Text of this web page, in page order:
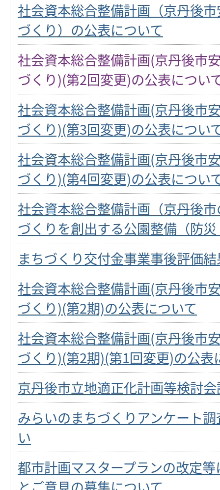
社会資本総合整備計画（京丹後
づくり）の公表について
社会資本総合整備計画(京丹後市
づくり)(第2回変更)の公表につい
社会資本総合整備計画(京丹後市
づくり)(第3回変更)の公表につい
社会資本総合整備計画(京丹後市
づくり)(第4回変更)の公表につい
社会資本総合整備計画（京丹後
づくりを創出する公園整備（防
まちづくり交付金事業事後評価
社会資本総合整備計画(京丹後市
づくり)(第2期)の公表について
社会資本総合整備計画(京丹後市
づくり)(第2期)(第1回変更)の公表
京丹後市立地適正化計画等検討
みらいのまちづくりアンケート
い
都市計画マスタープランの改定